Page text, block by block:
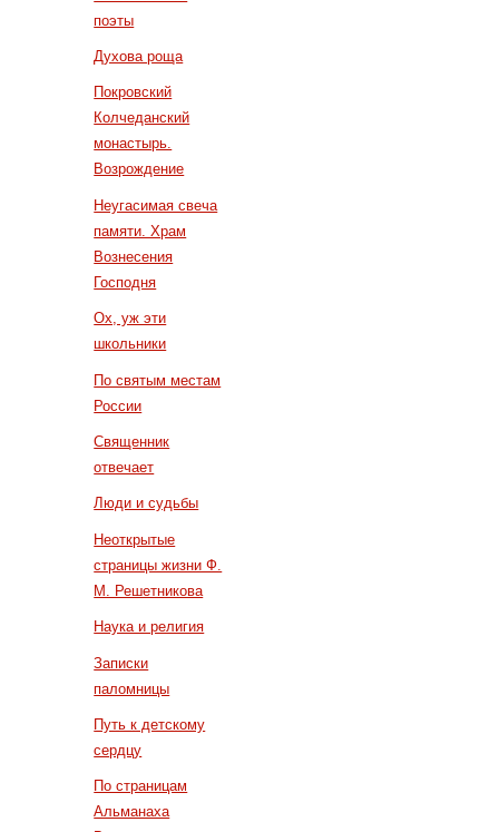
поэты
Духова роща
Покровский
Колчеданский
монастырь.
Возрождение
Неугасимая свеча
памяти. Храм
Вознесения
Господня
Ох, уж эти
школьники
По святым местам
России
Священник
отвечает
Люди и судьбы
Неоткрытые
страницы жизни Ф.
М. Решетникова
Наука и религия
Записки
паломницы
Путь к детскому
сердцу
По страницам
Альманаха